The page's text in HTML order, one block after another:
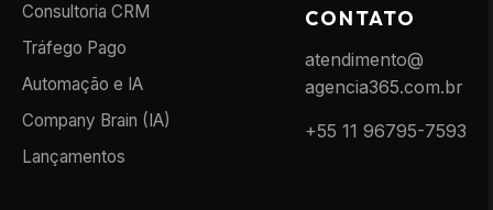
Consultoria CRM
Tráfego Pago
Automação e IA
Company Brain (IA)
Lançamentos
CONTATO
atendimento@
agencia365.com.br
+55 11 96795-7593